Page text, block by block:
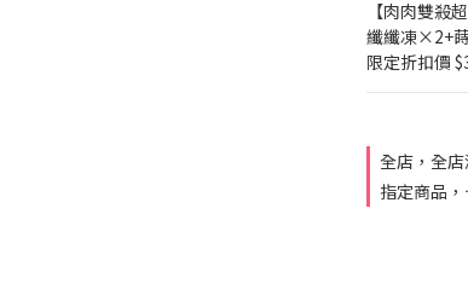
【肉肉雙殺
纖纖凍×2+
限定折扣價
全店，全
指定商品